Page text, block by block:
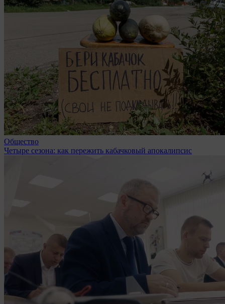
Общество
Четыре сезона: как пережить кабачковый апокалипсис